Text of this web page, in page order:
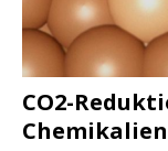
CO2-
Chemikalien